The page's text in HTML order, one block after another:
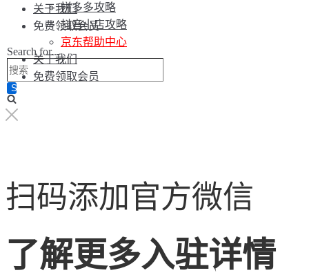
关于我们
免费领取会员
Search for...
拼多多攻略
抖音小店攻略
京东帮助中心
关于我们
免费领取会员
扫码添加官方微信
了解更多入驻详情